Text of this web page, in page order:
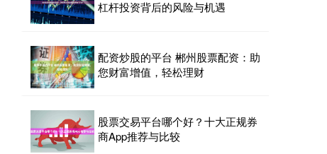
杠杆投资背后的风险与机遇
配资炒股的平台 郴州股票配资：助
您财富增值，轻松理财
股票交易平台哪个好？十大正规券
商App推荐与比较